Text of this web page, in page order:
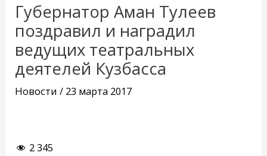
Губернатор Аман Тулеев
поздравил и наградил
ведущих театральных
деятелей Кузбасса
Новости / 23 марта 2017
2 345
записям